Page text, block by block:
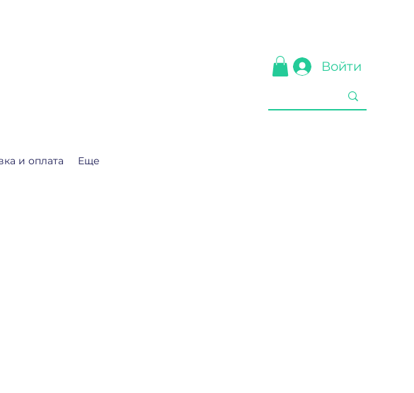
Войти
и оплата Еще